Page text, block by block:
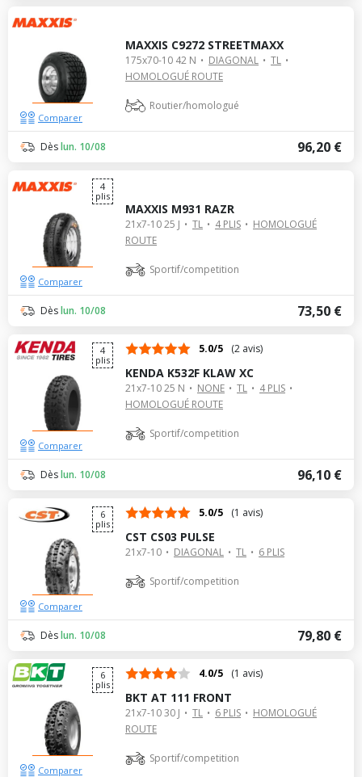
MAXXIS C9272 STREETMAXX
175x70-10 42 N DIAGONAL
TL
HOMOLOGUÉ ROUTE
Routier/homologué
96,20 €
Dèslun. 10/08
Comparer
4
plis
MAXXIS M931 RAZR
21x7-10 25 J TL 4 PLIS
HOMOLOGUÉ
ROUTE
Sportif/competition
73,50 €
Dèslun. 10/08
Comparer
4
plis
5.0/5 (2 avis)
KENDA K532F KLAW XC
21x7-10 25 N NONE TL
4 PLIS
HOMOLOGUÉ ROUTE
Sportif/competition
96,10 €
Dèslun. 10/08
Comparer
6
plis
5.0/5 (1 avis)
CST CS03 PULSE
21x7-10 DIAGONAL TL 6 PLIS
Sportif/competition
79,80 €
Dèslun. 10/08
Comparer
6
plis
4.0/5 (1 avis)
BKT AT 111 FRONT
21x7-10 30 J TL 6 PLIS
HOMOLOGUÉ
ROUTE
Sportif/competition
Comparer